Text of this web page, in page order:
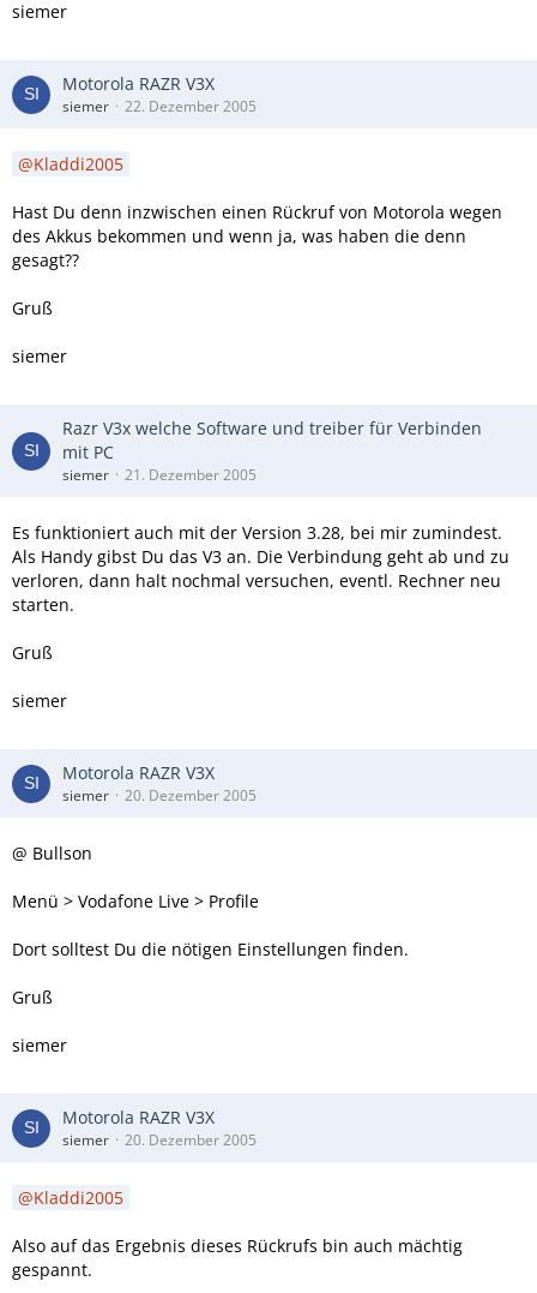
siemer
Motorola RAZR V3X
siemer 22. Dezember 2005
Kladdi2005
Hast Du denn inzwischen einen Rückruf von Motorola wegen
des Akkus bekommen und wenn ja, was haben die denn
gesagt??
Gruß
siemer
Razr V3x welche Software und treiber für Verbinden
mit PC
siemer 21. Dezember 2005
Es funktioniert auch mit der Version 3.28, bei mir zumindest.
Als Handy gibst Du das V3 an. Die Verbindung geht ab und zu
verloren, dann halt nochmal versuchen, eventl. Rechner neu
starten.
Gruß
siemer
Motorola RAZR V3X
siemer 20. Dezember 2005
@ Bullson
Menü > Vodafone Live > Profile
Dort solltest Du die nötigen Einstellungen finden.
Gruß
siemer
Motorola RAZR V3X
siemer 20. Dezember 2005
Kladdi2005
Also auf das Ergebnis dieses Rückrufs bin auch mächtig
gespannt.